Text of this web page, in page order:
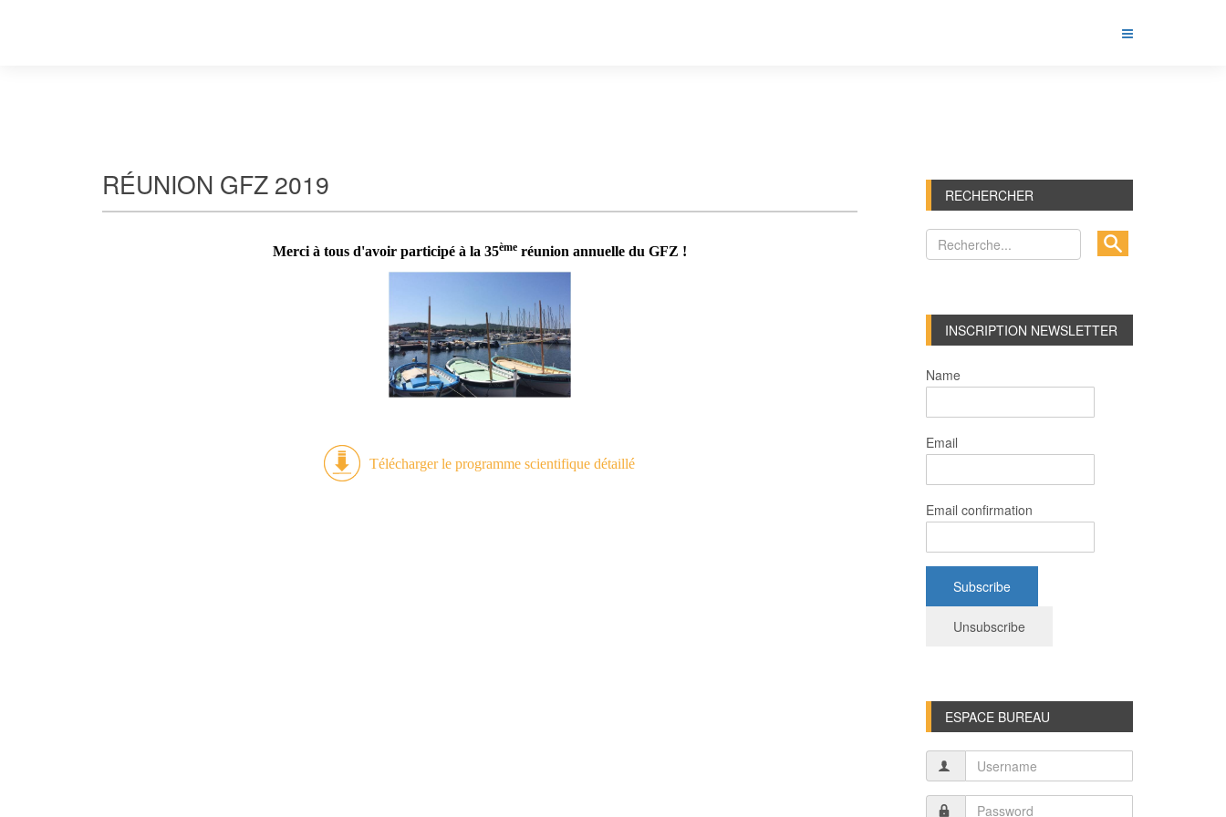
RÉUNION GFZ 2019
Merci à tous d'avoir participé à la 35èmeréunion annuelle du GFZ !
Télécharger le programme scientifique détaillé
RECHERCHER
INSCRIPTION NEWSLETTER
Name
Email
Email confirmation
ESPACE BUREAU